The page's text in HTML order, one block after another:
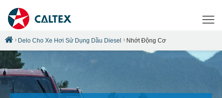
Delo Cho Xe Hơi Sử Dụng Dầu Diesel Nhớt Động Cơ